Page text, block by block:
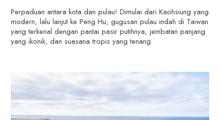
Perpaduan antara kota dan pulau! Dimulai dari Kaohsiung yang
modern, lalu lanjut ke Peng Hu, gugusan pulau indah di Taiwan
yang terkenal dengan pantai pasir putihnya, jembatan panjang
yang ikonik, dan suasana tropis yang tenang.